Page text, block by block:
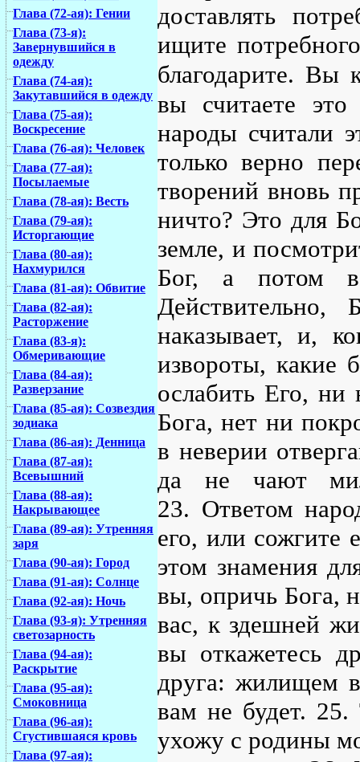
Глава (72-ая): Гении
Глава (73-я):
Завернувшийся в
одежду
Глава (74-ая):
Закутавшийся в одежду
Глава (75-ая):
Воскресение
Глава (76-ая): Человек
Глава (77-ая):
Посылаемые
Глава (78-ая): Весть
Глава (79-ая):
Исторгающие
Глава (80-ая):
Нахмурился
Глава (81-ая): Обвитие
Глава (82-ая):
Расторжение
Глава (83-я):
Обмеривающие
Глава (84-ая):
Разверзание
Глава (85-ая): Созвездия
зодиака
Глава (86-ая): Денница
Глава (87-ая):
Всевышний
Глава (88-ая):
Накрывающее
Глава (89-ая): Утренняя
заря
Глава (90-ая): Город
Глава (91-ая): Солнце
Глава (92-ая): Ночь
Глава (93-я): Утренняя
светозарность
Глава (94-ая):
Раскрытие
Глава (95-ая):
Смоковница
Глава (96-ая):
Сгустившаяся кровь
Глава (97-ая):
доставлять
ищите
благодарите. Вы
вы считаете
народы считали
только верно
творений вновь
ничто? Это для
земле, и
Бог, а потом
наказывает, и,
извороты, какие
ослабить Его, ни
Бога, нет ни
в неверии
да не чают
23. Ответом
его, или сожгите
этом знамения
вы, опричь Бога,
вас, к здешней
вы откажетесь
друга: жилищем
вам не будет. 25.
ухожу с родины